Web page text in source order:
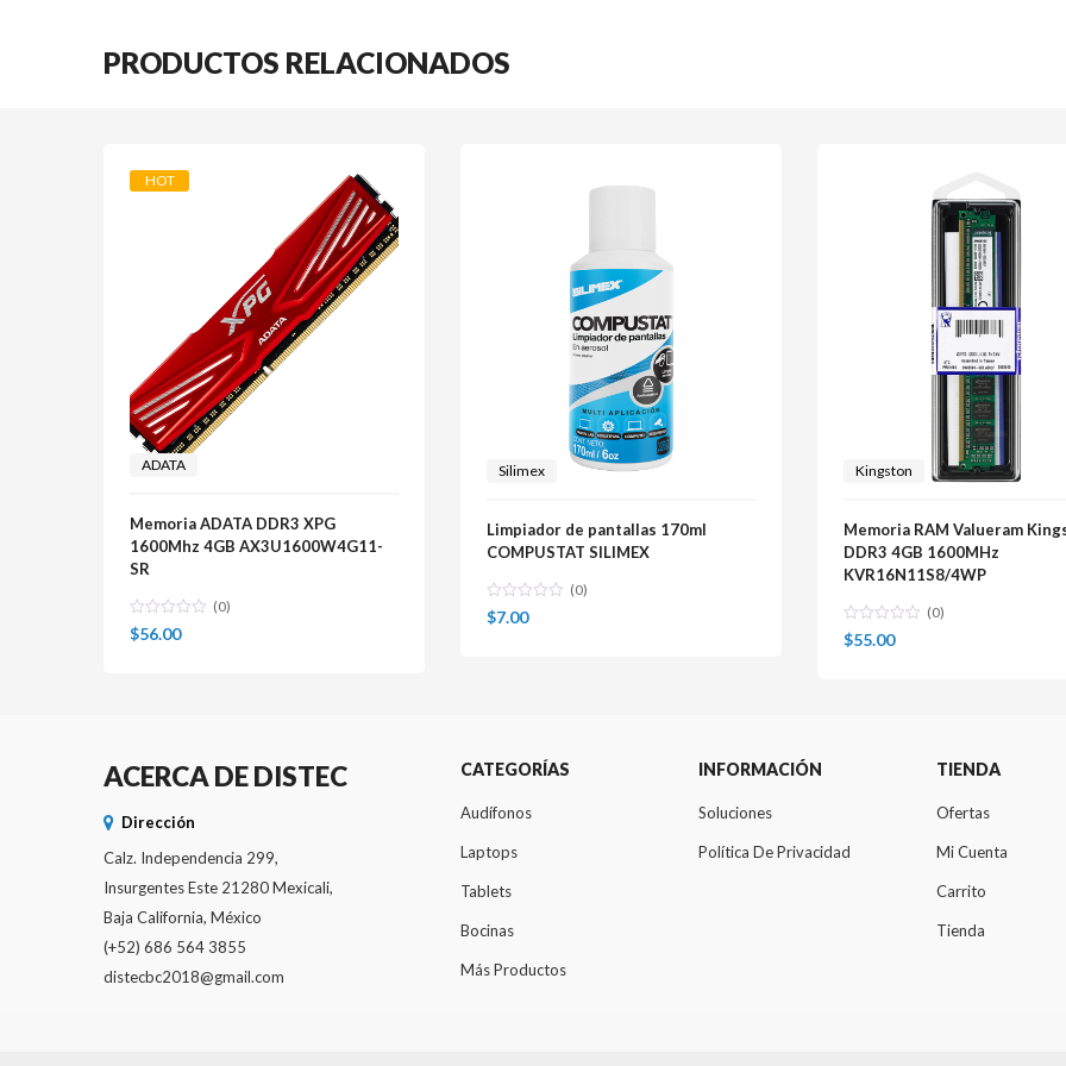
PRODUCTOS RELACIONADOS
HOT
ADATA
Memoria ADATA DDR3 XPG
1600Mhz 4GB AX3U1600W4G11-
SR
(0)
$56.00
Silimex
Limpiador de pantallas 170ml
COMPUSTAT SILIMEX
(0)
$7.00
Kingston
Memoria RAM Valueram
DDR3 4GB 1600MHz
KVR16N11S8/4WP
(0)
$55.00
ACERCA DE DISTEC
Dirección
Calz. Independencia 299,
Insurgentes Este 21280 Mexicali,
Baja California, México
(+52) 686 564 3855
distecbc2018@gmail.com
CATEGORÍAS
Audífonos
Laptops
Tablets
Bocinas
Más Productos
INFORMACIÓN
Soluciones
Política De Privacidad
TIENDA
Ofertas
Mi Cuenta
Carrito
Tienda